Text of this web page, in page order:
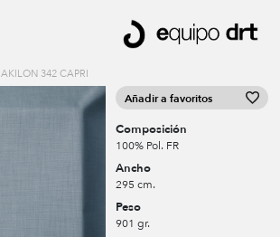
AKILON 342 CAPRI
Añadir a favoritos
Composición
100% Pol. FR
Ancho
295 cm.
Peso
901 gr.